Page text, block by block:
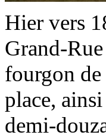
Hier vers
Grand-
fourgon de
place,
demi-